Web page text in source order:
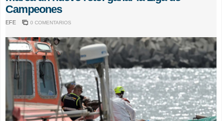
Campeones
EFE 0 COMENTARIOS